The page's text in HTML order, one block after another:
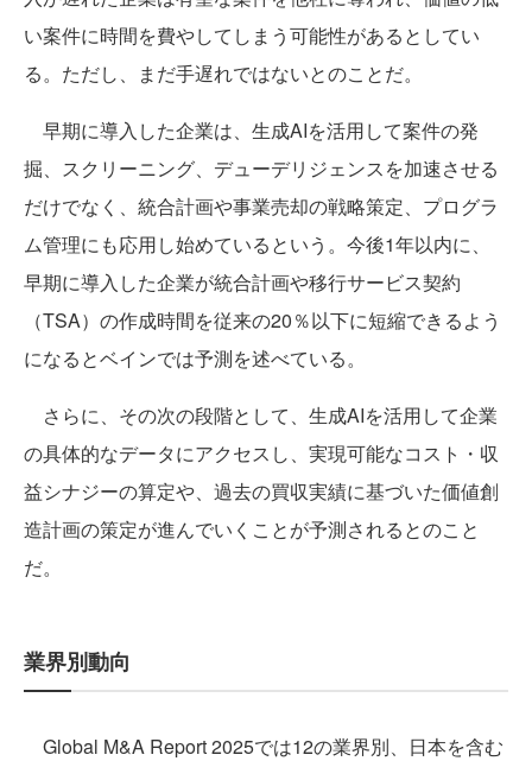
い案件に時間を費やしてしまう可能性があるとしてい
る。ただし、まだ手遅れではないとのことだ。
早期に導入した企業は、生成AIを活用して案件の発
掘、スクリーニング、デューデリジェンスを加速させる
だけでなく、統合計画や事業売却の戦略策定、プログラ
ム管理にも応用し始めているという。今後1年以内に、
早期に導入した企業が統合計画や移行サービス契約
（TSA）の作成時間を従来の20％以下に短縮できるよう
になるとベインでは予測を述べている。
さらに、その次の段階として、生成AIを活用して企業
の具体的なデータにアクセスし、実現可能なコスト・収
益シナジーの算定や、過去の買収実績に基づいた価値創
造計画の策定が進んでいくことが予測されるとのこと
だ。
業界別動向
Global M&A Report 2025では12の業界別、日本を含む